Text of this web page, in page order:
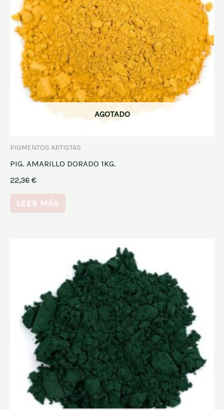
AGOTADO
PIGMENTOS ARTISTAS
PIG. AMARILLO DORADO 1KG.
22,36 €
LEER MÁS